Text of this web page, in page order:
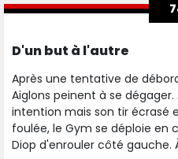
D'un but à l'autre
Après une tentative de
Aiglons peinent à se
intention mais son tir écrasé
foulée, le Gym se déploie
Diop d'enrouler côté gauche.